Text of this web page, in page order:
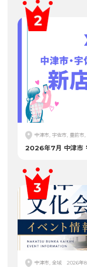
中津市, 宇佐市, 豊前市
2026年7月 中津市
中津市, 全域 2026年8